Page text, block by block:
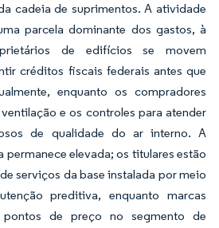
cadeia de suprimentos. A atividade
parcela dominante dos gastos, à
de edifícios se movem
créditos fiscais federais antes que
enquanto os compradores
e os controles para atender
de qualidade do ar interno. A
elevada; os titulares estão
serviços da base instalada por meio
preditiva, enquanto marcas
de preço no segmento de